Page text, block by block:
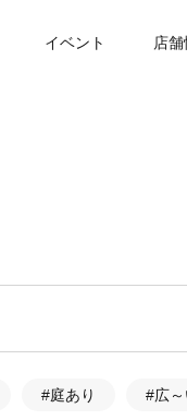
イベント 店
#庭あり #広